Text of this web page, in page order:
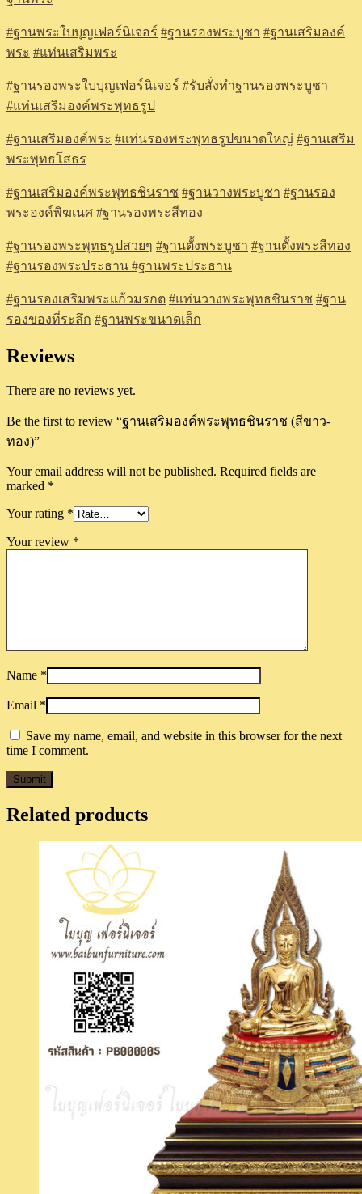
#ฐานพระใบบุญเฟอร์นิเจอร์ #ฐานรองพระบูชา #ฐานเสริมองค์
พระ #แท่นเสริมพระ
#ฐานรองพระใบบุญเฟอร์นิเจอร์ #รับสั่งทำฐานรองพระบูชา
#แท่นเสริมองค์พระพุทธรูป
#ฐานเสริมองค์พระ #แท่นรองพระพุทธรูปขนาดใหญ่ #ฐานเสริม
พระพุทธโสธร
#ฐานเสริมองค์พระพุทธชินราช #ฐานวางพระบูชา #ฐานรอง
พระองค์พิฆเนศ #ฐานรองพระสีทอง
#ฐานรองพระพุทธรูปสวยๆ #ฐานตั้งพระบูชา #ฐานตั้งพระสีทอง
#ฐานรองพระประธาน #ฐานพระประธาน
#ฐานรองเสริมพระแก้วมรกต #แท่นวางพระพุทธชินราช #ฐาน
รองของที่ระลึก #ฐานพระขนาดเล็ก
Reviews
There are no reviews yet.
Be the first to review “ฐานเสริมองค์พระพุทธชินราช (สีขาว-
ทอง)”
Your email address will not be published. Required fields are
marked *
Your rating *
Your review *
Name *
Email *
Save my name, email, and website in this browser for the next
time I comment.
Related products